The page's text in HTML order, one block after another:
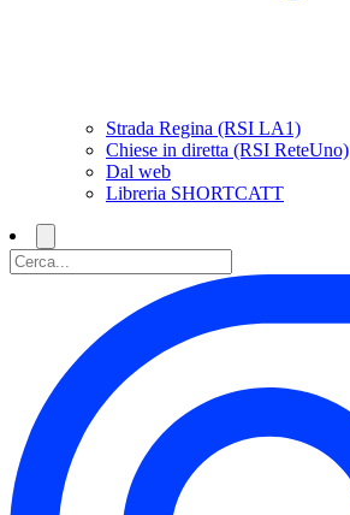
Strada Regina (RSI LA1)
Chiese in diretta (RSI ReteUno)
Dal web
Libreria SHORTCATT